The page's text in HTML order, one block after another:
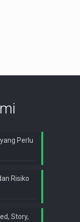
Perlu
Risiko
Story,